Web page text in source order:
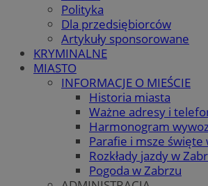
Polityka
Dla przedsiębiorców
Artykuły sponsorowane
KRYMINALNE
MIASTO
INFORMACJE O MIEŚCIE
Historia miasta
Ważne adresy i
Harmonogram
Parafie i msze święte
Rozkłady jazdy w
Pogoda w Zabrzu